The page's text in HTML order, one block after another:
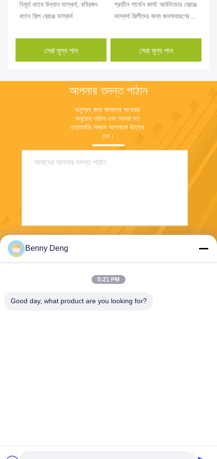
বিমূর্ত ধাতব উদ্যান ভাস্কর্য, বহিরঙ্গন
ধাতব শিল্প ব্রোঞ্জ ভাস্কর্য
সেরা মূল্য পান
প্রাচীন গার্ডেন কাস্ট আউটডোর ব্রোঞ্জ
ভাস্কর্য শিল্পীদের জন্য জনসাধারণের
সেরা মূল্য পান
আপনার তদন্ত পাঠান
অনুগ্রহ করে আমাদের আপনার
অনুরোধ পাঠান এবং আমরা যত
তাড়াতাড়ি সম্ভব আপনাকে উত্তর
দেব।
Benny Deng
5:21 PM
Good day, what product are you looking for?